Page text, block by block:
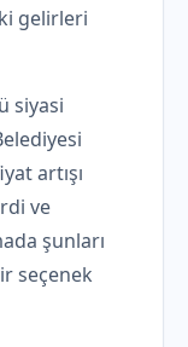
gelirleri
siyasi
artışı
ve
şunları
seçenek